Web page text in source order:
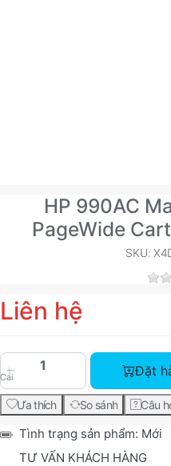
HP 990AC
PageWide
SKU:
Liên hệ
Cái
HP 990AC
Đặt
Ưa thích So sánh Câu
Tình trạng sản phẩm: Mới
TƯ VẤN KHÁCH HÀNG